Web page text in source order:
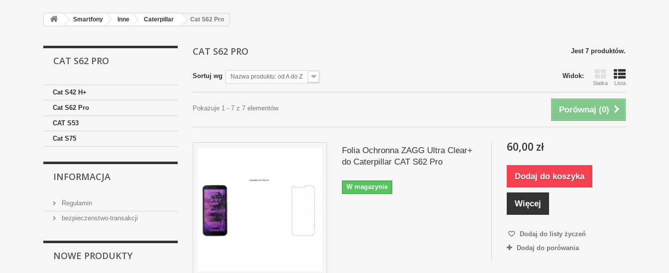
Smartfony Inne Caterpillar Cat S62 Pro
CAT S62 PRO
Cat S42 H+
Cat S62 Pro
CAT S53
Cat S75
INFORMACJA
Regulamin
bezpieczenstwo-transakcji
NOWE PRODUKTY
CAT S62 PRO Jest 7 produktów.
Widok:
Siatka Lista
Sortuj wg Nazwa produktu: od A do Z
Porównaj (0)
Pokazuje 1 - 7 z 7 elementów
Folia Ochronna ZAGG Ultra Clear+
do Caterpillar CAT S62 Pro
W magazynie
60,00 zł
Dodaj do koszyka
Więcej
Dodaj do listy życzeń
Dodaj do porówania